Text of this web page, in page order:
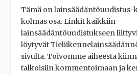
Tämä on
kolmas osa. Linkit kaikkiin
lainsäädäntöuudistukseen
löytyvät
sivulta. Toivomme aiheesta
talkoisiin kommentoimaan ja